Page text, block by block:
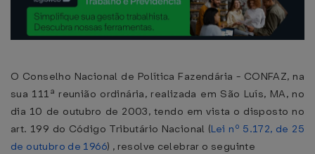
O Conselho Nacional de Política Fazendária - CONFAZ, na
sua 111ª reunião ordinária, realizada em São Luís, MA, no
dia 10 de outubro de 2003, tendo em vista o disposto no
art. 199 do Código Tributário Nacional (Lei nº 5.172, de 25
de outubro de 1966) , resolve celebrar o seguinte